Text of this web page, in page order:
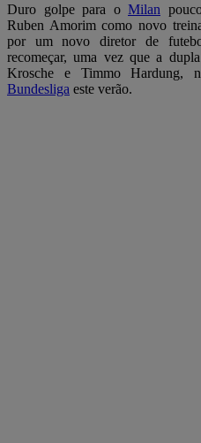
Duro golpe para o Milan
Ruben Amorim como novo
por um novo diretor de
recomeçar, uma vez que a
Krosche e Timmo Hardung,
Bundesliga este verão.